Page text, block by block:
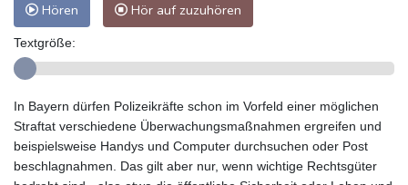
Hören Hör auf zuzuhören
Textgröße:
In Bayern dürfen Polizeikräfte schon im Vorfeld einer möglichen
Straftat verschiedene Überwachungsmaßnahmen ergreifen und
beispielsweise Handys und Computer durchsuchen oder Post
beschlagnahmen. Das gilt aber nur, wenn wichtige Rechtsgüter